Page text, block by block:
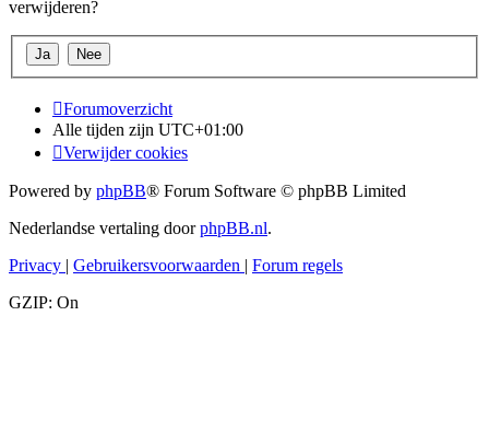
verwijderen?
Forumoverzicht
Alle tijden zijn UTC+01:00
Verwijder cookies
Powered by phpBB® Forum Software © phpBB Limited
Nederlandse vertaling doorphpBB.nl.
Privacy | Gebruikersvoorwaarden | Forum regels
GZIP: On